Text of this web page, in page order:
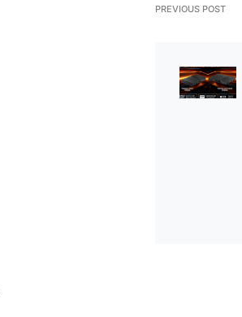
PREVIOUS POST